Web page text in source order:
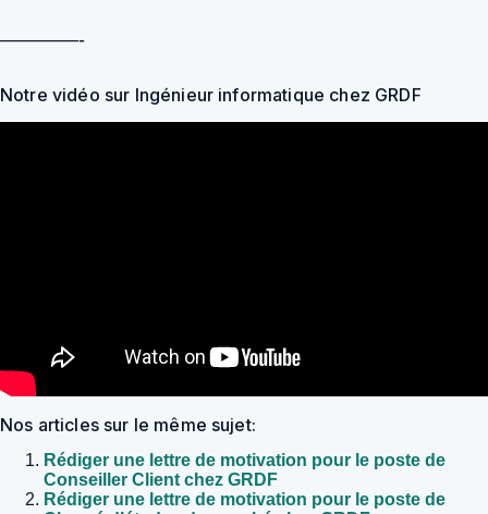
————-
Notre vidéo sur Ingénieur informatique chez GRDF
Nos articles sur le même sujet:
Rédiger une lettre de motivation pour le poste de
Conseiller Client chez GRDF
Rédiger une lettre de motivation pour le poste de